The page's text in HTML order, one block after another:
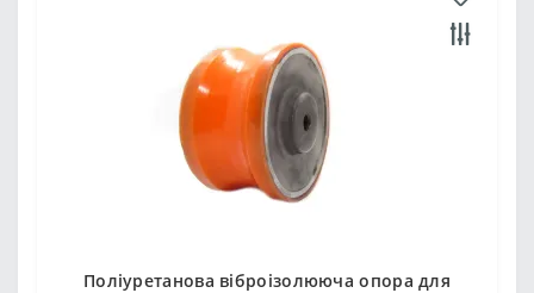
Поліуретанова віброізолююча опора для